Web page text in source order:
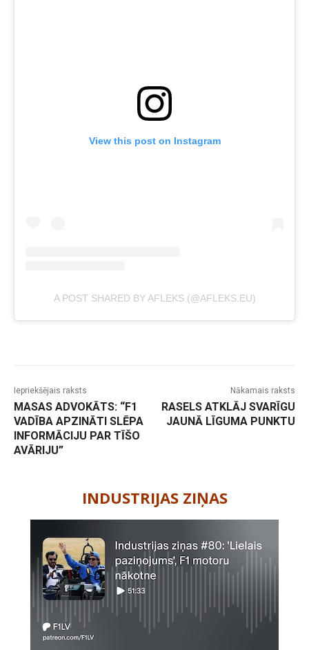
View this post on Instagram
A POST SHARED BY AFLEKS (@AFLEKS.EU)
Iepriekšējais raksts
MASAS ADVOKĀTS: “F1
VADĪBA APZINĀTI SLĒPA
INFORMĀCIJU PAR TĪŠO
AVĀRIJU”
Nākamais raksts
RASELS ATKLĀJ SVARĪGU
JAUNĀ LĪGUMA PUNKTU
INDUSTRIJAS ZIŅAS